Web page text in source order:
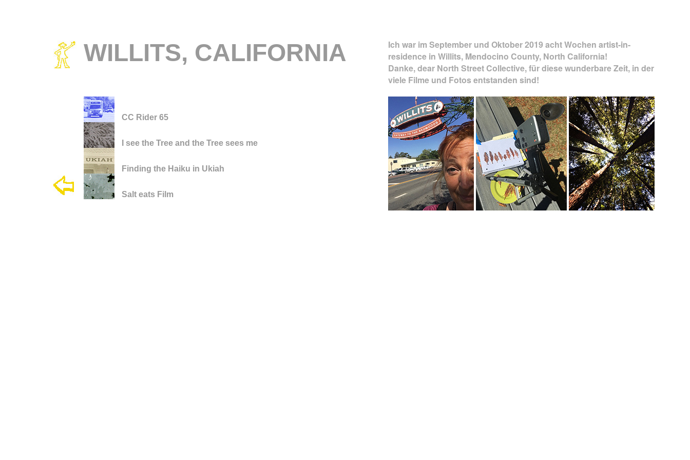
WILLITS, CALIFORNIA
Ich war im September und Oktober 2019 acht Wochen artist-in-
residence in Willits, Mendocino County, North California!
Danke, dear North Street Collective, für diese wunderbare Zeit, in der
viele Filme und Fotos entstanden sind!
CC Rider 65
I see the Tree and the Tree sees me
Finding the Haiku in Ukiah
Salt eats Film